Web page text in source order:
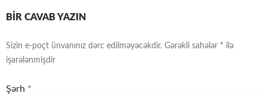
BIR CAVAB YAZIN
Sizin e-poçt ünvanınız dərc edilməyəcəkdir. Gərəkli sahələr * ilə
işarələnmişdir
Şərh *